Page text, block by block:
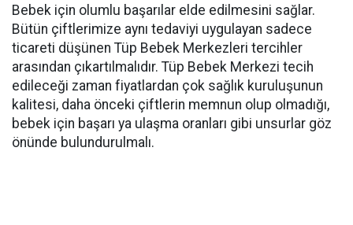
Bebek için olumlu başarılar elde edilmesini sağlar.
Bütün çiftlerimize aynı tedaviyi uygulayan sadece
ticareti düşünen Tüp Bebek Merkezleri tercihler
arasından çıkartılmalıdır. Tüp Bebek Merkezi tecih
edileceği zaman fiyatlardan çok sağlık kuruluşunun
kalitesi, daha önceki çiftlerin memnun olup olmadığı,
bebek için başarı ya ulaşma oranları gibi unsurlar göz
önünde bulundurulmalı.